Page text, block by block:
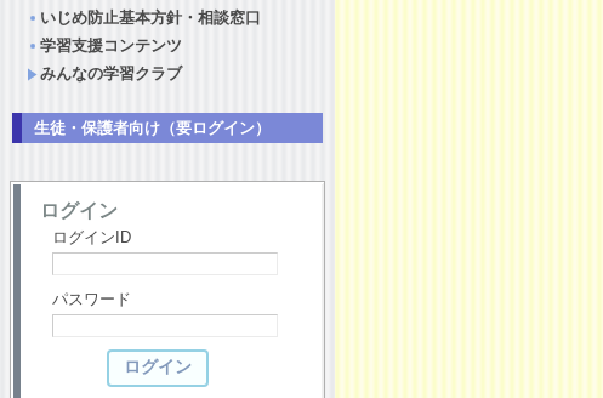
いじめ防止基本方針・相談窓口
学習支援コンテンツ
みんなの学習クラブ
生徒・保護者向け（要ログイン）
ログイン
ログインID
パスワード